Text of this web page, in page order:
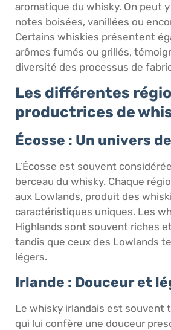
aromatique du whisky. On peut
notes boisées, vanillées ou
Certains whiskies présentent
arômes fumés ou grillés,
diversité des processus de
Les différentes
productrices de
Écosse : Un univers
L’Écosse est souvent
berceau du whisky. Chaque
aux Lowlands, produit des
caractéristiques uniques. Les
Highlands sont souvent riches
tandis que ceux des Lowlands
légers.
Irlande : Douceur et
Le whisky irlandais est souvent
qui lui confère une douceur